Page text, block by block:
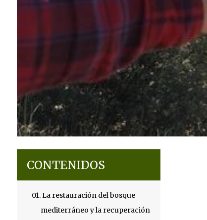
CONTENIDOS
01.La restauración del bosque
mediterráneo y la recuperación